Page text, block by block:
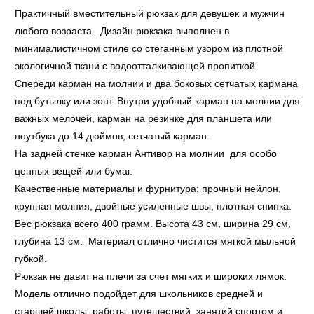
Практичный вместительный рюкзак для девушек и мужчин
любого возраста. Дизайн рюкзака выполнен в
минималистичном стиле со стеганным узором из плотной
экологичной ткани с водоотталкивающей пропиткой.
Спереди карман на молнии и два боковых сетчатых кармана
под бутылку или зонт. Внутри удобный карман на молнии для
важных мелочей, карман на резинке для планшета или
ноутбука до 14 дюймов, сетчатый карман.
На задней стенке карман Антивор на молнии для особо
ценных вещей или бумаг.
Качественные материалы и фурнитура: прочный нейлон,
крупная молния, двойные усиленные швы, плотная спинка.
Вес рюкзака всего 400 грамм. Высота 43 см, ширина 29 см,
глубина 13 см. Материал отлично чистится мягкой мыльной
губкой.
Рюкзак не давит на плечи за счет мягких и широких лямок.
Модель отлично подойдет для школьников средней и
старшей школы, работы, путешествий, занятий спортом и